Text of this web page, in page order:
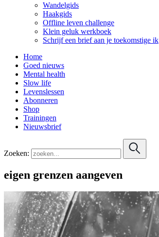
Wandelgids
Haakgids
Offline leven challenge
Klein geluk werkboek
Schrijf een brief aan je toekomstige ik
Home
Goed nieuws
Mental health
Slow life
Levenslessen
Abonneren
Shop
Trainingen
Nieuwsbrief
Zoeken:
eigen grenzen aangeven